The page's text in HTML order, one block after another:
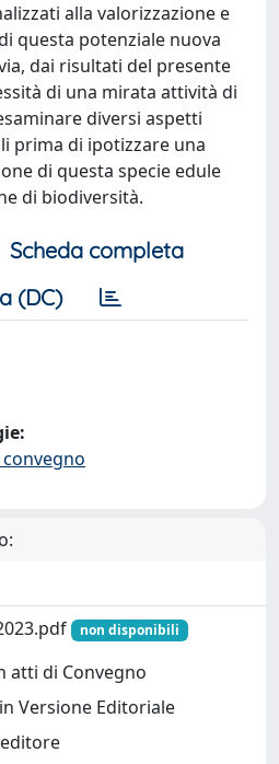
alla valorizzazione e
questa potenziale nuova
dai risultati del presente
di una mirata attività di
diversi aspetti
prima di ipotizzare una
di questa specie edule
di biodiversità.
Scheda completa
(DC)
non disponibili
atti di Convegno
Versione Editoriale